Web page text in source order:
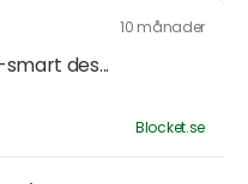
10 månader
des...
Blocket.se